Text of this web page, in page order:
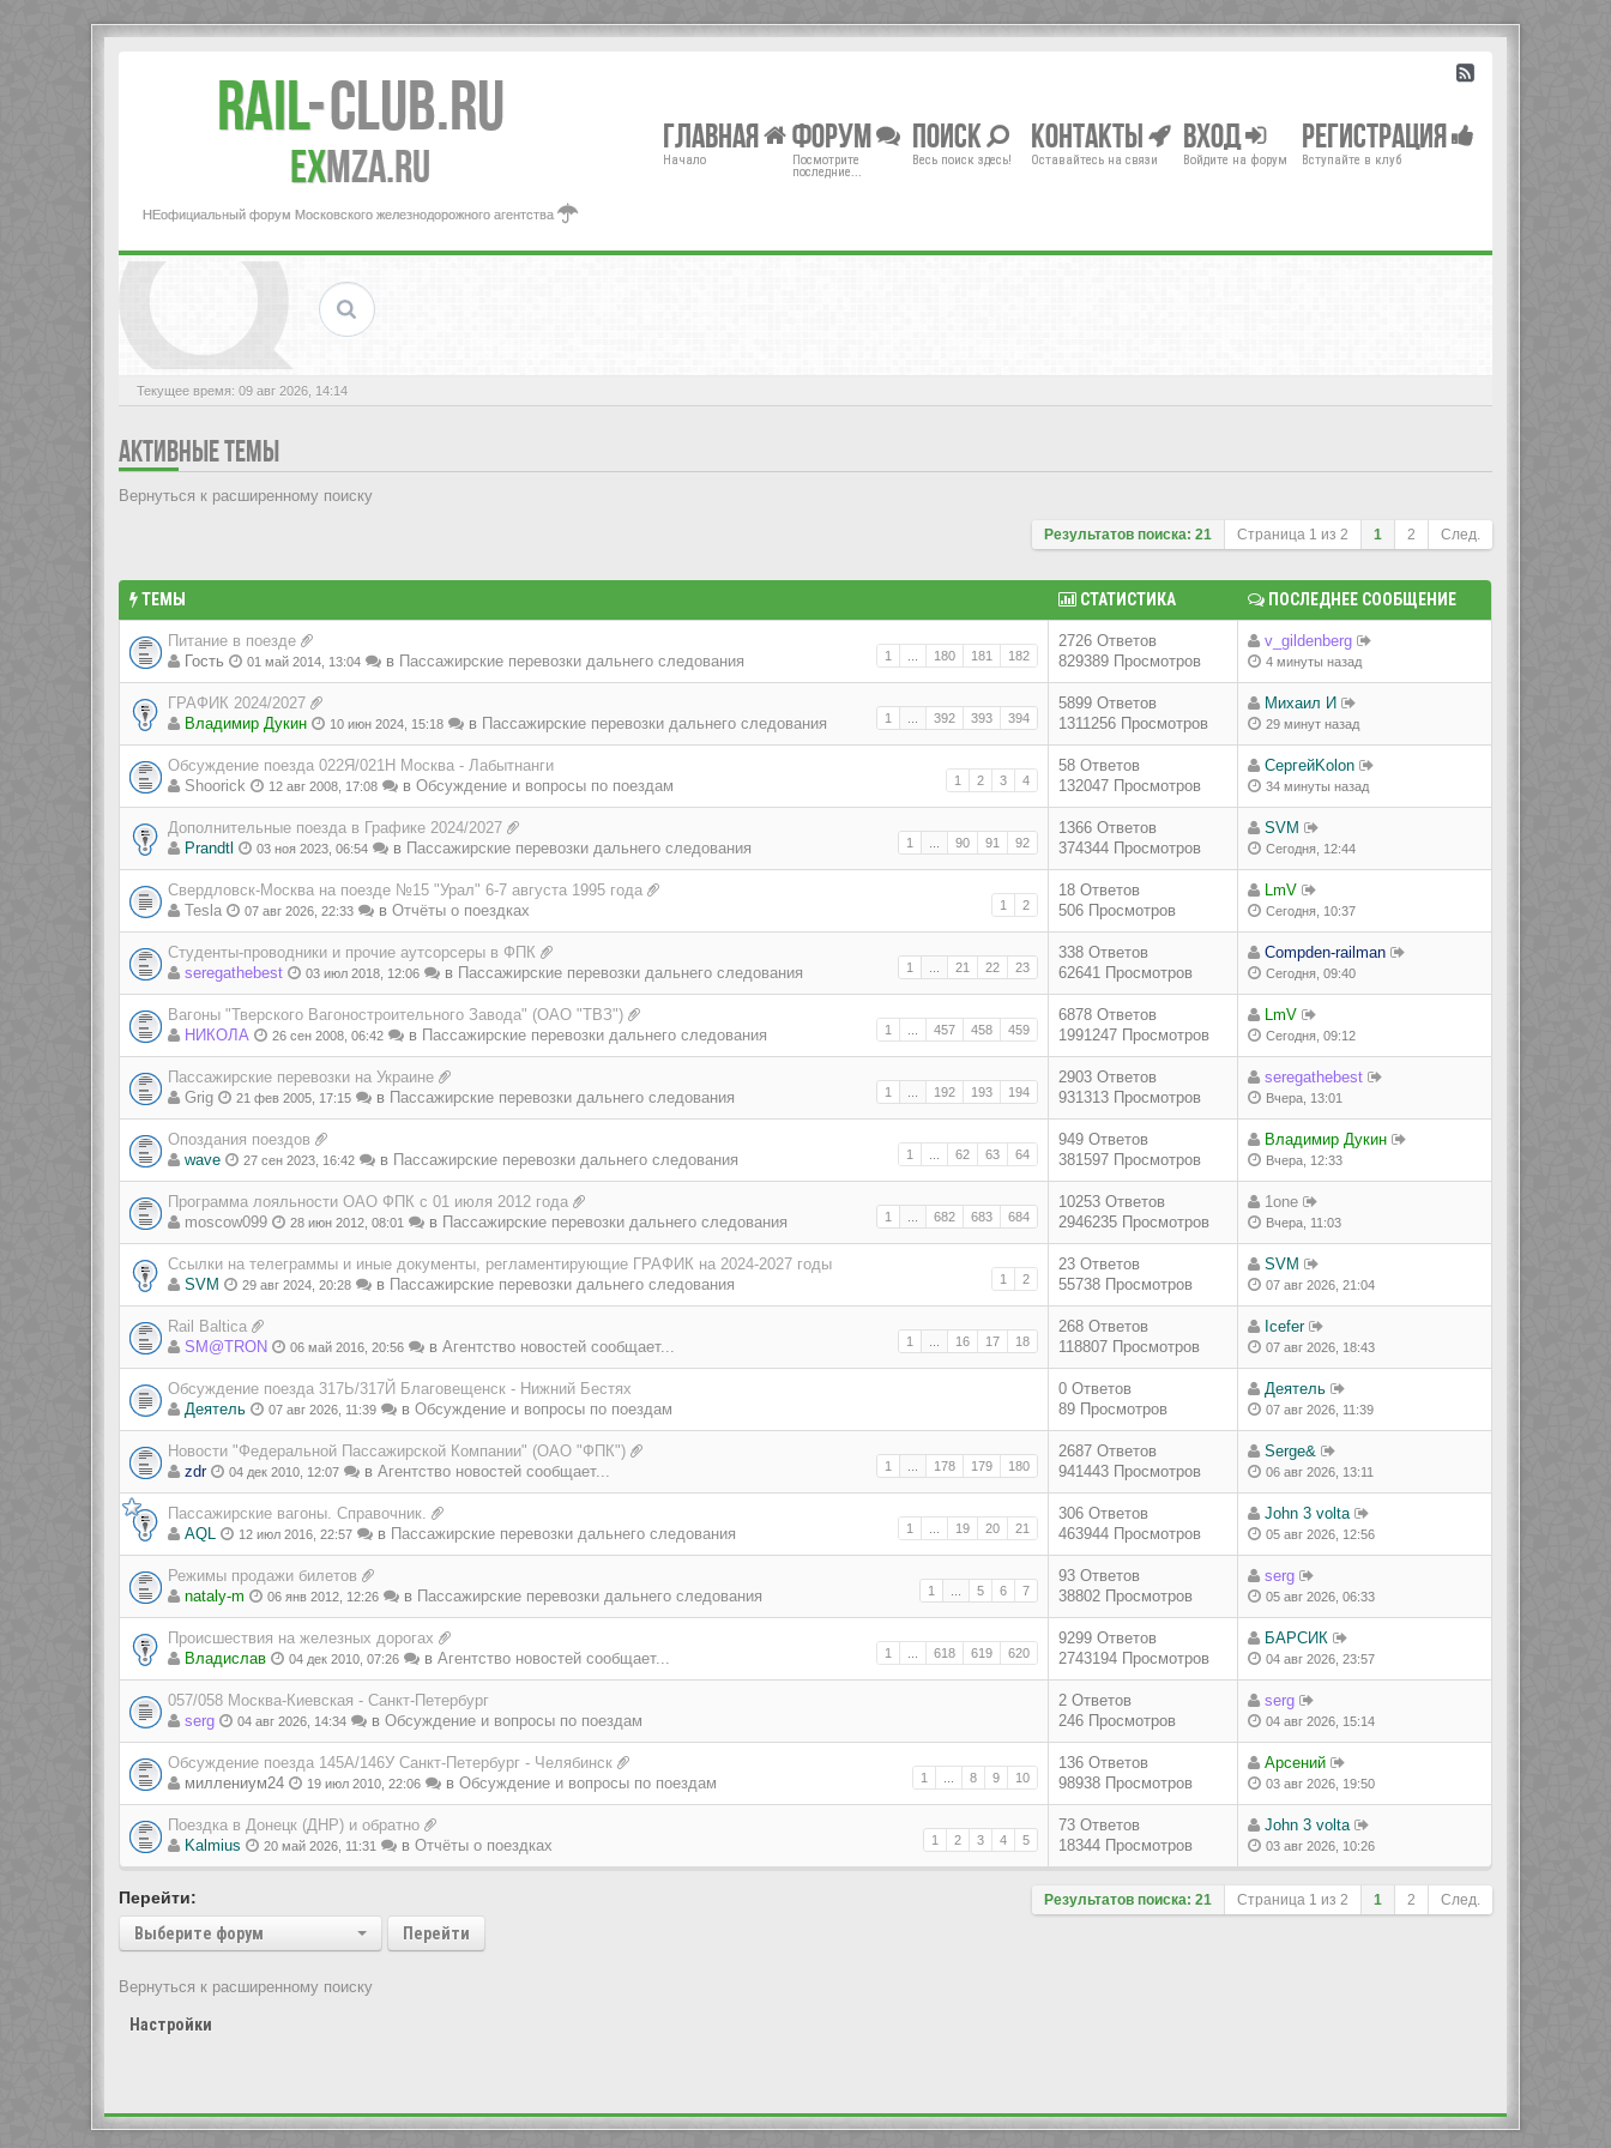
Rail-Club.RU
exMZA.RU
НЕофициальный форум Московского железнодорожного агентства
Главная
Начало
Форум
Посмотрите
последние...
Поиск
Весь поиск здесь!
Контакты
Оставайтесь на связи
Вход
Войдите на форум
Регистрация
Вступайте в клуб
Текущее время: 09 авг 2026, 14:14
АКТИВНЫЕ ТЕМЫ
Вернуться к расширенному поиску
Результатов поиска: 21 Страница 1 из 2 1 2 След.
ТЕМЫ СТАТИСТИКА ПОСЛЕДНЕЕ СООБЩЕНИЕ
Питание в поезде
1 180 181 182
Гость 01 май 2014, 13:04 в Пассажирские перевозки дальнего следования
2726 Ответов
829389 Просмотров
v_gildenberg
4 минуты назад
ГРАФИК 2024/2027
1 392 393 394
Владимир Дукин 10 июн 2024, 15:18 в Пассажирские перевозки дальнего следования
5899 Ответов
1311256 Просмотров
Михаил И
29 минут назад
Обсуждение поезда 022Я/021Н Москва - Лабытнанги
1 2 3 4
Shoorick 12 авг 2008, 17:08 в Обсуждение и вопросы по поездам
58 Ответов
132047 Просмотров
СергейKolon
34 минуты назад
Дополнительные поезда в Графике 2024/2027
1 90 91 92
Prandtl 03 ноя 2023, 06:54 в Пассажирские перевозки дальнего следования
1366 Ответов
374344 Просмотров
SVM
Сегодня, 12:44
Свердловск-Москва на поезде №15 "Урал" 6-7 августа 1995 года
1 2
Tesla 07 авг 2026, 22:33 в Отчёты о поездках
18 Ответов
506 Просмотров
LmV
Сегодня, 10:37
Студенты-проводники и прочие аутсорсеры в ФПК
1 21 22 23
seregathebest 03 июл 2018, 12:06 в Пассажирские перевозки дальнего следования
338 Ответов
62641 Просмотров
Compden-railman
Сегодня, 09:40
Вагоны "Тверского Вагоностроительного Завода" (ОАО "ТВЗ")
1 457 458 459
НИКОЛА 26 сен 2008, 06:42 в Пассажирские перевозки дальнего следования
6878 Ответов
1991247 Просмотров
LmV
Сегодня, 09:12
Пассажирские перевозки на Украине
1 192 193 194
Grig 21 фев 2005, 17:15 в Пассажирские перевозки дальнего следования
2903 Ответов
931313 Просмотров
seregathebest
Вчера, 13:01
Опоздания поездов
1 62 63 64
wave 27 сен 2023, 16:42 в Пассажирские перевозки дальнего следования
949 Ответов
381597 Просмотров
Владимир Дукин
Вчера, 12:33
Программа лояльности ОАО ФПК с 01 июля 2012 года
1 682 683 684
moscow099 28 июн 2012, 08:01 в Пассажирские перевозки дальнего следования
10253 Ответов
2946235 Просмотров
1one
Вчера, 11:03
Ссылки на телеграммы и иные документы, регламентирующие ГРАФИК на 2024-2027 годы
1 2
SVM 29 авг 2024, 20:28 в Пассажирские перевозки дальнего следования
23 Ответов
55738 Просмотров
SVM
07 авг 2026, 21:04
Rail Baltica
1 16 17 18
SM@TRON 06 май 2016, 20:56 в Агентство новостей сообщает...
268 Ответов
118807 Просмотров
Icefer
07 авг 2026, 18:43
Обсуждение поезда 317Ь/317Й Благовещенск - Нижний Бестях
Деятель
07 авг 2026, 11:39 в Обсуждение и вопросы по поездам
0 Ответов
89 Просмотров
Деятель
07 авг 2026, 11:39
Новости "Федеральной Пассажирской Компании" (ОАО "ФПК")
1 178 179 180
zdr 04 дек 2010, 12:07 в Агентство новостей сообщает...
2687 Ответов
941443 Просмотров
Serge&
06 авг 2026, 13:11
Пассажирские вагоны. Справочник.
1 19 20 21
AQL 12 июл 2016, 22:57 в Пассажирские перевозки дальнего следования
306 Ответов
463944 Просмотров
John 3 volta
05 авг 2026, 12:56
Режимы продажи билетов
1 5 6 7
nataly-m 06 янв 2012, 12:26 в Пассажирские перевозки дальнего следования
93 Ответов
38802 Просмотров
serg
05 авг 2026, 06:33
Происшествия на железных дорогах
1 618 619 620
Владиcлав 04 дек 2010, 07:26 в Агентство новостей сообщает...
9299 Ответов
2743194 Просмотров
БАРСИК
04 авг 2026, 23:57
057/058 Москва-Киевская - Санкт-Петербург
serg
04 авг 2026, 14:34 в Обсуждение и вопросы по поездам
2 Ответов
246 Просмотров
serg
04 авг 2026, 15:14
Обсуждение поезда 145А/146У Санкт-Петербург - Челябинск
1 8 9 10
миллениум24 19 июл 2010, 22:06 в Обсуждение и вопросы по поездам
136 Ответов
98938 Просмотров
Арсений
03 авг 2026, 19:50
Поездка в Донецк (ДНР) и обратно
1 2 3 4 5
Kalmius 20 май 2026, 11:31 в Отчёты о поездках
73 Ответов
18344 Просмотров
John 3 volta
03 авг 2026, 10:26
Результатов поиска: 21 Страница 1 из 2 1 2 След.
Перейти:
Выберите форум
Перейти
Вернуться к расширенному поиску
Настройки
Перейти